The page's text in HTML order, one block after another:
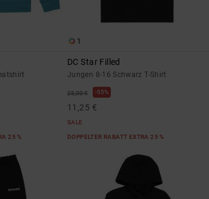
25 %
1
DC Star Filled
Jungen 8-16 Schwarz T-Shirt
25,00 € 55%
11,25 €
SALE
DOPPELTER RABATT EXTRA 25 %